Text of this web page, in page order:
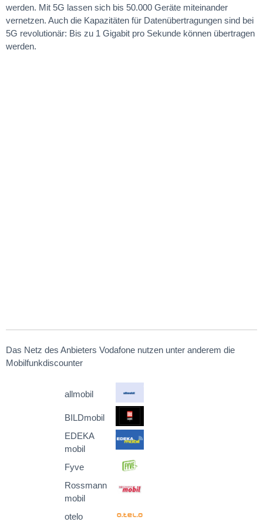
werden. Mit 5G lassen sich bis 50.000 Geräte miteinander
vernetzen. Auch die Kapazitäten für Datenübertragungen sind bei
5G revolutionär: Bis zu 1 Gigabit pro Sekunde können übertragen
werden.
Das Netz des Anbieters Vodafone nutzen unter anderem die
Mobilfunkdiscounter
allmobil
BILDmobil
EDEKA
mobil
Fyve
Rossmann
mobil
otelo